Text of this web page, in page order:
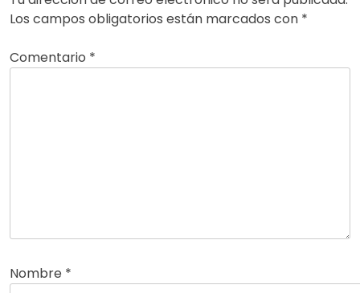
Los campos obligatorios están marcados con *
Comentario *
Nombre *